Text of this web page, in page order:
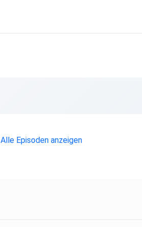
Alle Episoden anzeigen